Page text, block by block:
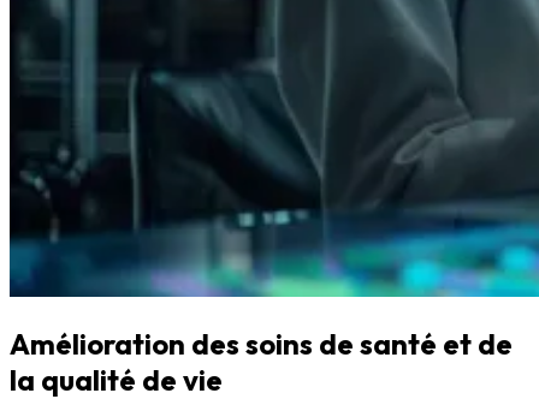
Amélioration des soins de santé et de
la qualité de vie